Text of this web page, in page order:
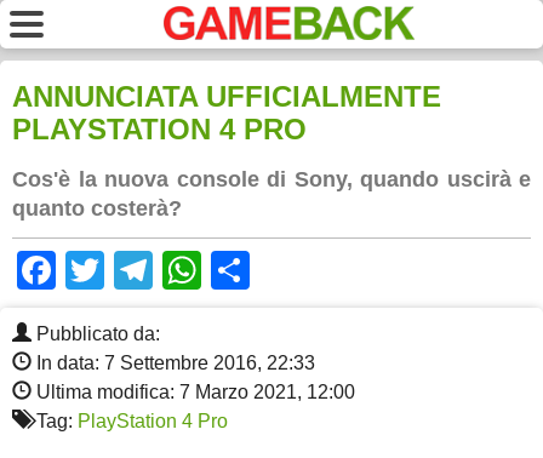
ANNUNCIATA UFFICIALMENTE
PLAYSTATION 4 PRO
Cos'è la nuova console di Sony, quando uscirà e
quanto costerà?
Facebook
TwitterTelegram
WhatsApp
Pubblicato da:
In data: 7 Settembre 2016, 22:33
Ultima modifica: 7 Marzo 2021, 12:00
Tag: PlayStation 4 Pro